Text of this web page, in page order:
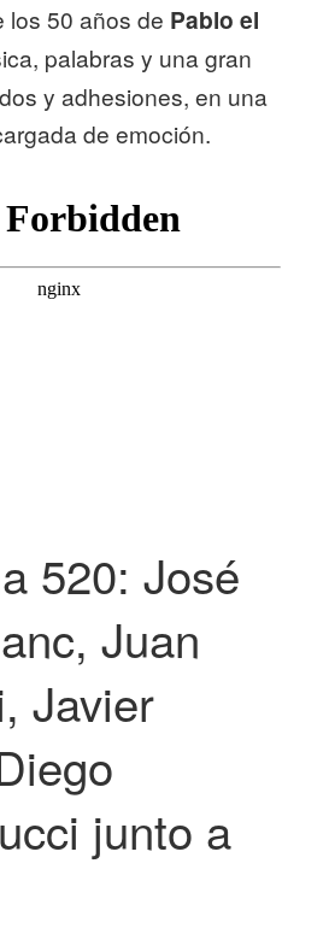
los 50 años de Pablo el
palabras y una gran
y adhesiones, en una
de emoción.
520: José
Juan
Javier
junto a